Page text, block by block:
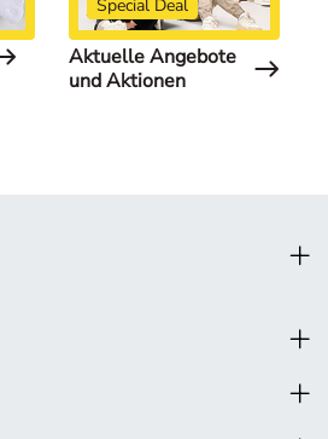
Special Deal
Aktuelle Angebote
und Aktionen